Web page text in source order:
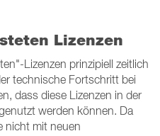
Lizenzen
Lizenzen prinzipiell zeitlich
technische Fortschritt bei
dass diese Lizenzen in der
werden können. Da
nicht mit neuen